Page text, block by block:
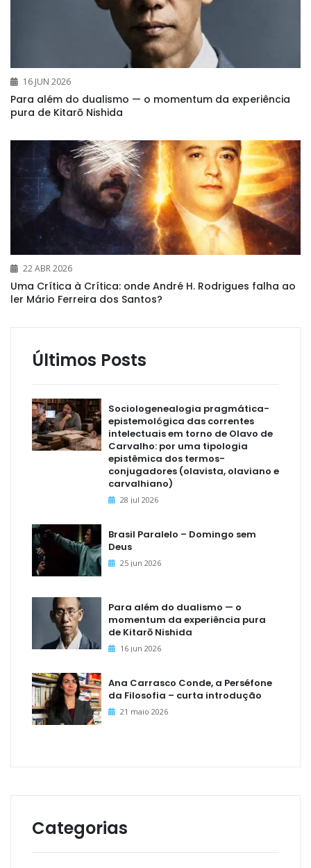
16 JUN 2026
Para além do dualismo — o momentum da experiência
pura de Kitarō Nishida
22 ABR 2026
Uma Crítica à Crítica: onde André H. Rodrigues falha ao
ler Mário Ferreira dos Santos?
Últimos Posts
Sociologenealogia pragmática-
epistemológica das correntes
intelectuais em torno de Olavo de
Carvalho: por uma tipologia
epistêmica dos termos-
conjugadores (olavista, olaviano e
carvalhiano)
28 jul 2026
Brasil Paralelo – Domingo sem
Deus
25 jun 2026
Para além do dualismo — o
momentum da experiência pura
de Kitarō Nishida
16 jun 2026
Ana Carrasco Conde, a Perséfone
da Filosofia – curta introdução
21 maio 2026
Categorias